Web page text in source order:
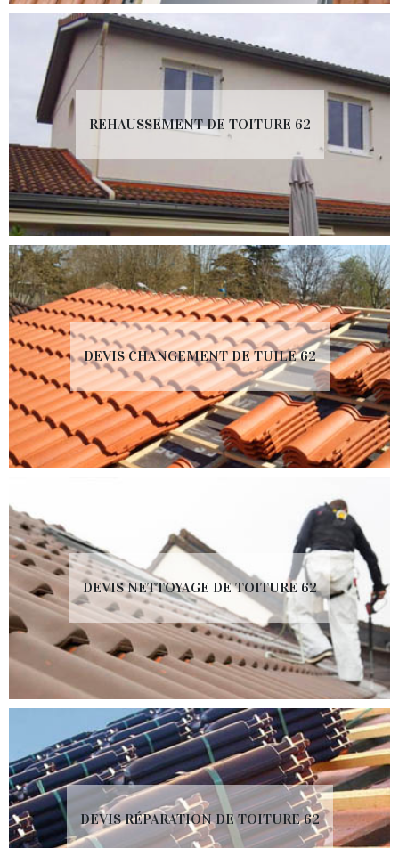
REHAUSSEMENT DE TOITURE 62
DEVIS CHANGEMENT DE TUILE 62
DEVIS NETTOYAGE DE TOITURE 62
DEVIS RÉPARATION DE TOITURE 62